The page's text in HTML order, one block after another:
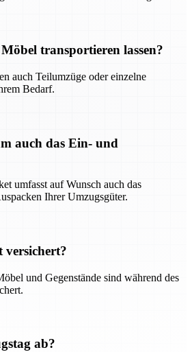
transportieren lassen?
auch Teilumzüge oder einzelne
Bedarf.
auch das Ein- und
umfasst auf Wunsch auch das
Ihrer Umzugsgüter.
versichert?
und Gegenstände sind während des
ab?